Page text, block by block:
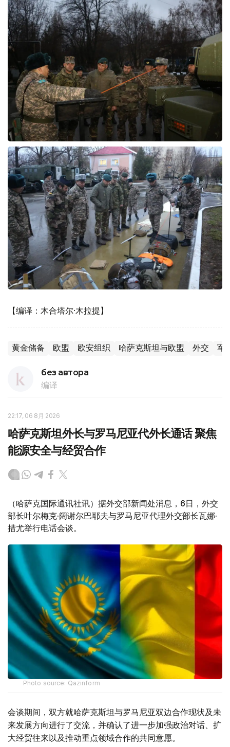
【编译：木合塔尔·木拉提】
黄金储备 欧盟 欧安组织 哈萨克斯坦与欧盟 外交 军
без автора
编译
22:17, 06 8月 2026
哈萨克斯坦外长与罗马尼亚代外长通话 聚焦
能源安全与经贸合作
（哈萨克国际通讯社讯）据外交部新闻处消息，6日，外交
部长叶尔梅克·阔谢尔巴耶夫与罗马尼亚代理外交部长瓦娜·
措尤举行电话会谈。
Photo source: Qazinform
会谈期间，双方就哈萨克斯坦与罗马尼亚双边合作现状及未
来发展方向进行了交流，并确认了进一步加强政治对话、扩
大经贸往来以及推动重点领域合作的共同意愿。